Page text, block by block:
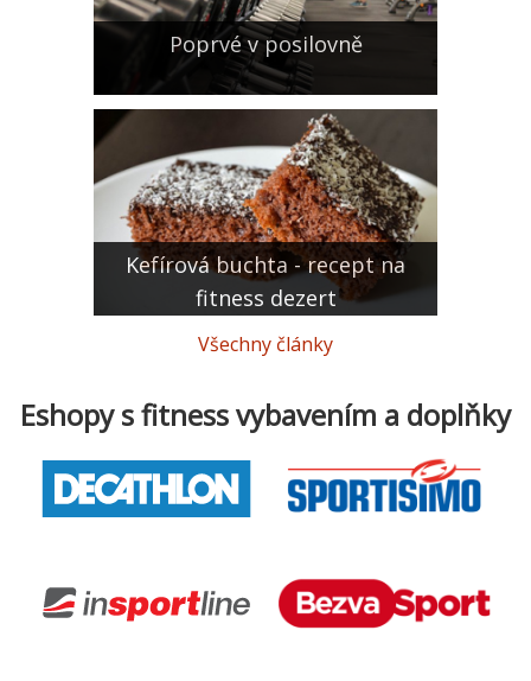
Poprvé v posilovně
Kefírová buchta - recept na
fitness dezert
Všechny články
Eshopy s fitness vybavením a doplňky